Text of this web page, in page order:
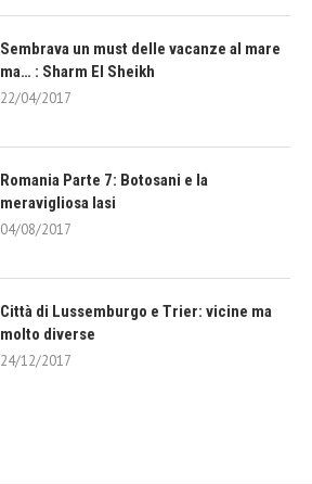
Sembrava un must delle vacanze al mare
ma… : Sharm El Sheikh
22/04/2017
Romania Parte 7: Botosani e la
meravigliosa Iasi
04/08/2017
Città di Lussemburgo e Trier: vicine ma
molto diverse
24/12/2017